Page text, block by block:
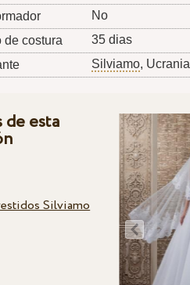
No
de costura
35 dias
Silviamo, Ucrania
de esta
Silviamo